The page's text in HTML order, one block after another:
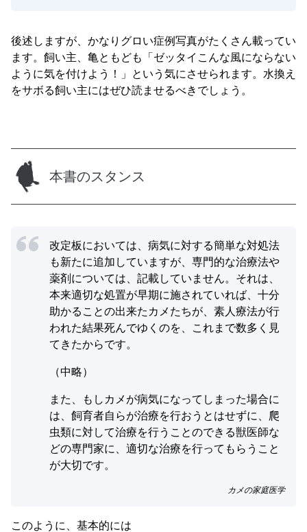
後述しますが、かなりグロい症例写真がたくさん載ってい
ます。飼い主、亀ともども「ゼッタイこんな風にならない
ように気を付けよう！」という気にさせられます。水換え
をサボる飼い主にはぜひ読ませるべきでしょう。
本書のスタンス
改定板においては、病気に対する簡単な対処法
も新たに追加していますが、専門的な治療法や
薬剤については、記載していません。それは、
本来適切な処置が早期に施されていれば、十分
助かることの出来たカメたちが、素人療法が行
われた結果死んでゆくのを、これまで数多く見
てきたからです。
（中略）
また、もしカメが病気になってしまった場合に
は、飼育者自らが治療を行おうとはせずに、爬
虫類に対して治療を行うことのできる獣医師な
どの専門家に、適切な治療を行ってもらうこと
が大切です。
カメの家庭医学
このように、基本的には